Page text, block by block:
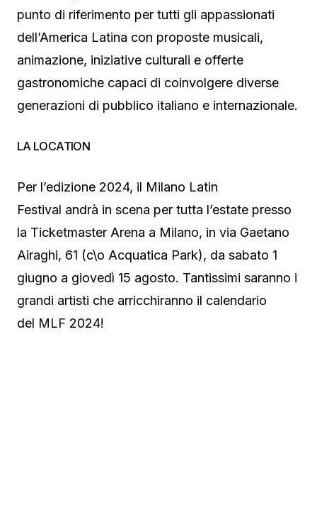
punto di riferimento per tutti gli appassionati
dell’America Latina con proposte musicali,
animazione, iniziative culturali e offerte
gastronomiche capaci di coinvolgere diverse
generazioni di pubblico italiano e internazionale.
LA LOCATION
Per l’edizione 2024, il Milano Latin
Festival andrà in scena per tutta l’estate presso
la Ticketmaster Arena a Milano, in via Gaetano
Airaghi, 61 (c\o Acquatica Park), da sabato 1
giugno a giovedì 15 agosto. Tantissimi saranno i
grandi artisti che arricchiranno il calendario
del MLF 2024!